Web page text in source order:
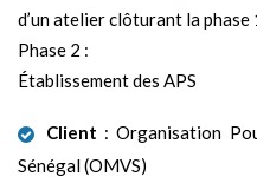
d’un atelier clôturant la phase
Phase 2 :
Établissement des APS
Client : Organisation
Sénégal (OMVS)